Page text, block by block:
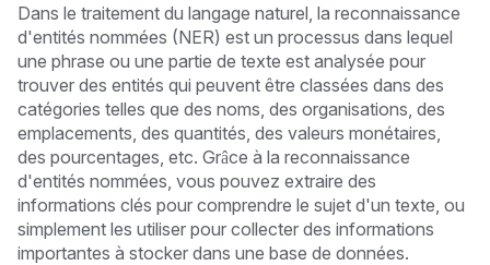
Dans le traitement du langage naturel, la reconnaissance
d'entités nommées (NER) est un processus dans lequel
une phrase ou une partie de texte est analysée pour
trouver des entités qui peuvent être classées dans des
catégories telles que des noms, des organisations, des
emplacements, des quantités, des valeurs monétaires,
des pourcentages, etc. Grâce à la reconnaissance
d'entités nommées, vous pouvez extraire des
informations clés pour comprendre le sujet d'un texte, ou
simplement les utiliser pour collecter des informations
importantes à stocker dans une base de données.